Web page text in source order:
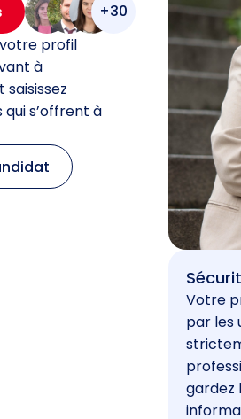
+30
profil
à
saisissez
s’offrent à
Votre
par les
gardez